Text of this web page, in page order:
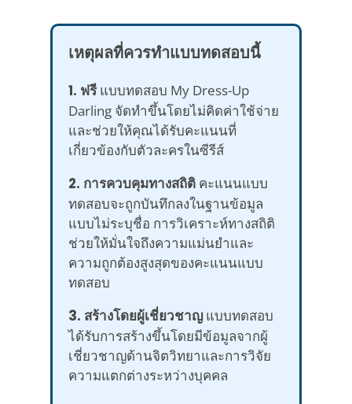
เหตุผลที่ควรทำแบบทดสอบนี้
1. ฟรีแบบทดสอบ My Dress-Up
Darling จัดทำขึ้นโดยไม่คิดค่าใช้จ่าย
และช่วยให้คุณได้รับคะแนนที่
เกี่ยวข้องกับตัวละครในซีรีส์
2. การควบคุมทางสถิติ คะแนนแบบ
ทดสอบจะถูกบันทึกลงในฐานข้อมูล
แบบไม่ระบุชื่อ การวิเคราะห์ทางสถิติ
ช่วยให้มั่นใจถึงความแม่นยำและ
ความถูกต้องสูงสุดของคะแนนแบบ
ทดสอบ
3. สร้างโดยผู้เชี่ยวชาญแบบทดสอบ
ได้รับการสร้างขึ้นโดยมีข้อมูลจากผู้
เชี่ยวชาญด้านจิตวิทยาและการวิจัย
ความแตกต่างระหว่างบุคคล